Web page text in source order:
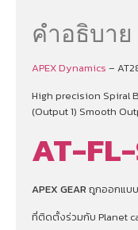
คำอธิบาย
APEX Dynamics –
High precision Spiral
(Output 1) Smooth
AT-
APEX GEAR ถูกออกแบ
ที่ติดตั้งร่วมกับ Planet